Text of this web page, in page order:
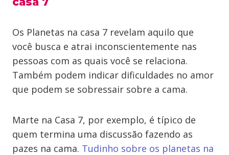
Os Planetas na casa 7 revelam aquilo que
você busca e atrai inconscientemente nas
pessoas com as quais você se relaciona.
Também podem indicar dificuldades no amor
que podem se sobressair sobre a cama.
Marte na Casa 7, por exemplo, é típico de
quem termina uma discussão fazendo as
pazes na cama. Tudinho sobre os planetas na